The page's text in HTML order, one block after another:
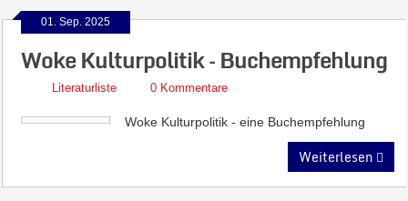
01. Sep. 2025
Woke Kulturpolitik – Buchempfehlung
Literaturliste 0 Kommentare
Woke Kulturpolitik - eine Buchempfehlung
Weiterlesen